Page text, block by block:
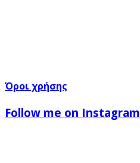
Όροι χρήσης
Follow me on Instagram